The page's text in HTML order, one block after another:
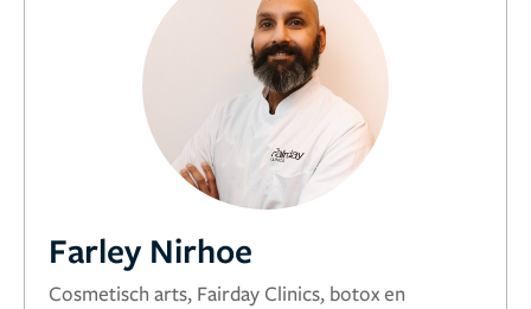
Farley Nirhoe
Cosmetisch arts, Fairday Clinics, botox en